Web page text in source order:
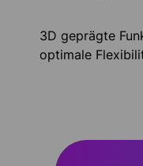
3D geprägte
optimale